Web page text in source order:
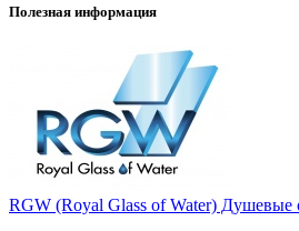
Полезная информация
RGW (Royal Glass of Water)